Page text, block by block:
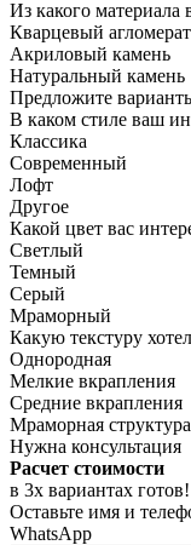
Из какого материала
Кварцевый агломерат
Акриловый камень
Натуральный камень
Предложите
В каком стиле ваш
Классика
Современный
Лофт
Другое
Какой цвет вас
Светлый
Темный
Серый
Мраморный
Какую текстуру
Однородная
Мелкие вкрапления
Средние вкрапления
Мраморная структура
Нужна консультация
Расчет стоимости
в 3х вариантах готов!
Оставьте имя и
WhatsApp